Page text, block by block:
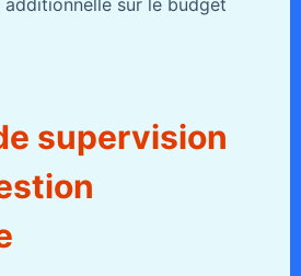
supervision